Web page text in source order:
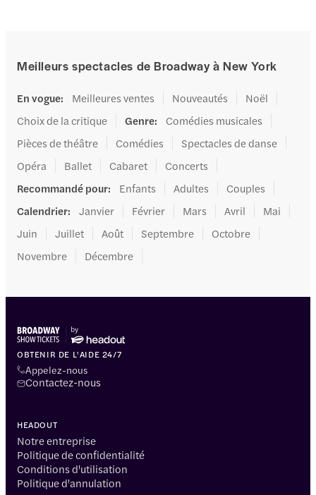
Meilleurs spectacles de Broadway à New York
En vogue: Meilleures ventes Nouveautés
Noël
Choix de la critique
Genre:
Comédies musicales
Pièces de théâtre
Comédies
Spectacles de danse
Opéra
Ballet Cabaret
Concerts
Recommandé pour: Enfants Adultes
Couples
Calendrier: Janvier Février Mars Avril
Mai
Juin
Juillet Août Septembre
Octobre
Novembre
Décembre
OBTENIR DE L'AIDE 24/7
Appelez-nous
Contactez-nous
HEADOUT
Notre entreprise
Politique de confidentialité
Conditions d'utilisation
Politique d'annulation